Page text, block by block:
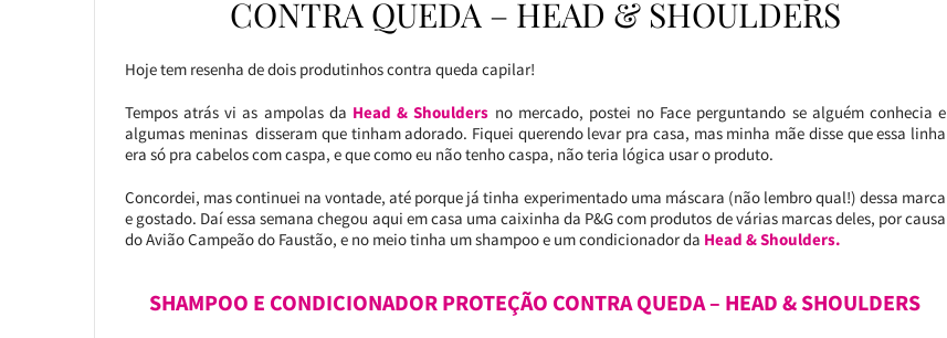
CONTRA QUEDA – HEAD & SHOULDERS
Hoje tem resenha de dois produtinhos contra queda capilar!
Tempos atrás vi as ampolas da Head & Shoulders no mercado, postei no Face perguntando se alguém conhecia e
algumas meninas disseram que tinham adorado. Fiquei querendo levar pra casa, mas minha mãe disse que essa linha
era só pra cabelos com caspa, e que como eu não tenho caspa, não teria lógica usar o produto.
Concordei, mas continuei na vontade, até porque já tinha experimentado uma máscara (não lembro qual!) dessa marca
e gostado. Daí essa semana chegou aqui em casa uma caixinha da P&G com produtos de várias marcas deles, por causa
do Avião Campeão do Faustão, e no meio tinha um shampoo e um condicionador da Head & Shoulders.
SHAMPOO E CONDICIONADOR PROTEÇÃO CONTRA QUEDA – HEAD & SHOULDERS